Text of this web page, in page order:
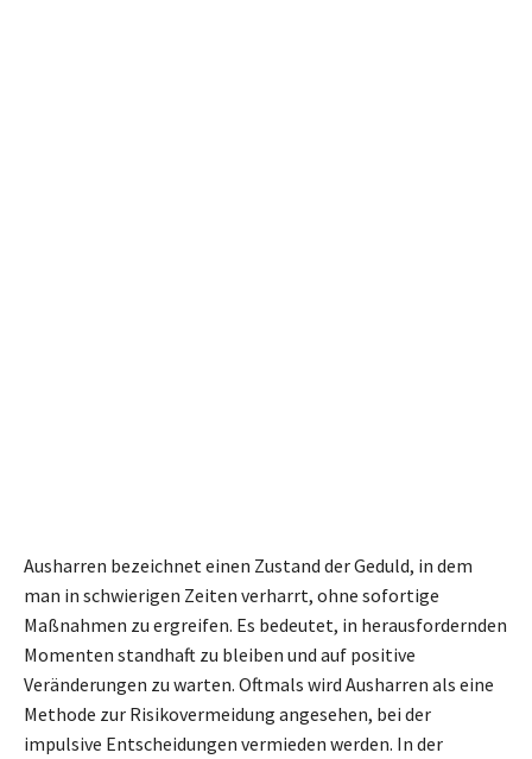
Ausharren bezeichnet einen Zustand der Geduld, in dem
man in schwierigen Zeiten verharrt, ohne sofortige
Maßnahmen zu ergreifen. Es bedeutet, in herausfordernden
Momenten standhaft zu bleiben und auf positive
Veränderungen zu warten. Oftmals wird Ausharren als eine
Methode zur Risikovermeidung angesehen, bei der
impulsive Entscheidungen vermieden werden. In der